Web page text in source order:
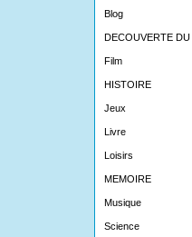
Blog
DECOUVERTE DU
Film
HISTOIRE
Jeux
Livre
Loisirs
MEMOIRE
Musique
Science